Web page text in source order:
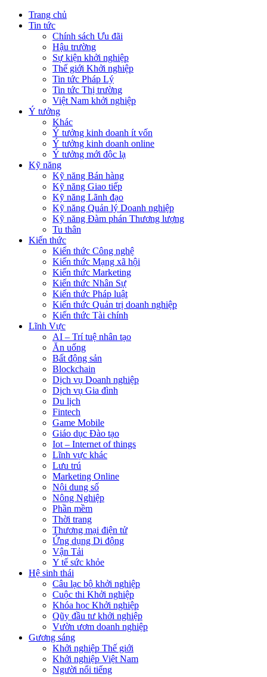
Trang chủ
Tin tức
Chính sách Ưu đãi
Hậu trường
Sự kiện khởi nghiệp
Thế giới Khởi nghiệp
Tin tức Pháp Lý
Tin tức Thị trường
Việt Nam khởi nghiệp
Ý tưởng
Khác
Ý tưởng kinh doanh ít vốn
Ý tưởng kinh doanh online
Ý tưởng mới độc lạ
Kỹ năng
Kỹ năng Bán hàng
Kỹ năng Giao tiếp
Kỹ năng Lãnh đạo
Kỹ năng Quản lý Doanh nghiệp
Kỹ năng Đàm phán Thương lượng
Tu thân
Kiến thức
Kiến thức Công nghệ
Kiến thức Mạng xã hội
Kiến thức Marketing
Kiến thức Nhân Sự
Kiến thức Pháp luật
Kiến thức Quản trị doanh nghiệp
Kiến thức Tài chính
Lĩnh Vực
AI – Trí tuệ nhân tạo
Ăn uống
Bất động sản
Blockchain
Dịch vụ Doanh nghiệp
Dịch vụ Gia đình
Du lịch
Fintech
Game Mobile
Giáo dục Đào tạo
Iot – Internet of things
Lĩnh vực khác
Lưu trú
Marketing Online
Nội dung số
Nông Nghiệp
Phần mềm
Thời trang
Thương mại điện tử
Ứng dụng Di động
Vận Tải
Y tế sức khỏe
Hệ sinh thái
Câu lạc bộ khởi nghiệp
Cuộc thi Khởi nghiệp
Khóa học Khởi nghiệp
Qũy đầu tư khởi nghiệp
Vườn ươm doanh nghiệp
Gương sáng
Khởi nghiệp Thế giới
Khởi nghiệp Việt Nam
Người nổi tiếng